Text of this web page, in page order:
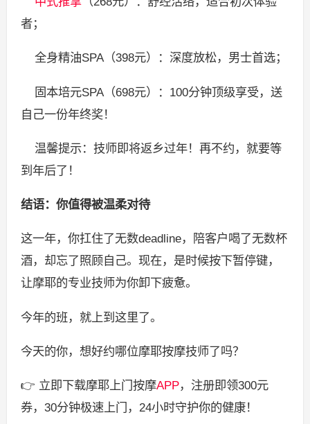
者；
全身精油SPA（398元）：深度放松，男士首选；
固本培元SPA（698元）：100分钟顶级享受，送
自己一份年终奖！
温馨提示：技师即将返乡过年！再不约，就要等
到年后了！
结语：你值得被温柔对待
这一年，你扛住了无数deadline，陪客户喝了无数杯
酒，却忘了照顾自己。现在，是时候按下暂停键，
让摩耶的专业技师为你卸下疲惫。
今年的班，就上到这里了。
今天的你，想好约哪位摩耶按摩技师了吗？
👉 立即下载摩耶上门按摩APP，注册即领300元
券，30分钟极速上门，24小时守护你的健康！